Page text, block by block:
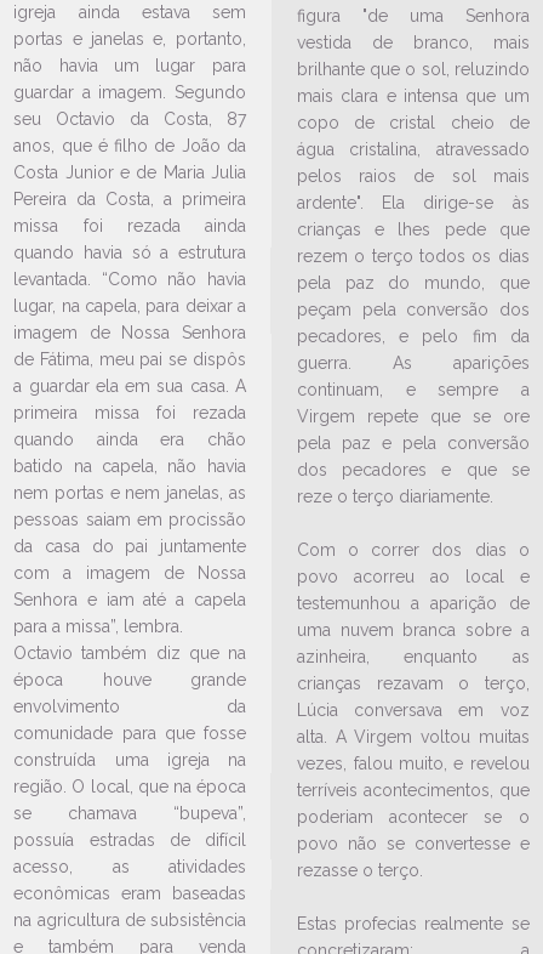
Rito de admissão ao Diaconato
Permanente ocorre na Paróquia
Nossa Senhora de Fátima, no
bairro Itaum
10/12/2025 Ouça a notícia
CATEGORIA
LEIA NO DIOCESE INFORMA
Paróquia Nossa Senhora de
Fátima, no bairro Itaum, celebra
mais uma edição da Festa no
Céu
11/11/2025 Ouça a notícia
CATEGORIA
igreja ainda estava sem
portas e janelas e, portanto,
não havia um lugar para
guardar a imagem. Segundo
seu Octavio da Costa, 87
anos, que é filho de João da
Costa Junior e de Maria Julia
Pereira da Costa, a primeira
missa foi rezada ainda
quando havia só a estrutura
levantada. “Como não havia
lugar, na capela, para deixar a
imagem de Nossa Senhora
de Fátima, meu pai se dispôs
a guardar ela em sua casa. A
primeira missa foi rezada
quando ainda era chão
batido na capela, não havia
nem portas e nem janelas, as
pessoas saiam em procissão
da casa do pai juntamente
com a imagem de Nossa
Senhora e iam até a capela
para a missa”, lembra.
Octavio também diz que na
época houve grande
envolvimento da
comunidade para que fosse
construída uma igreja na
região. O local, que na época
se chamava “bupeva”,
possuía estradas de difícil
acesso, as atividades
econômicas eram baseadas
na agricultura de subsistência
e também para venda
figura "de uma Senhora
vestida de branco, mais
brilhante que o sol, reluzindo
mais clara e intensa que um
copo de cristal cheio de
água cristalina, atravessado
pelos raios de sol mais
ardente". Ela dirige-se às
crianças e lhes pede que
rezem o terço todos os dias
pela paz do mundo, que
peçam pela conversão dos
pecadores, e pelo fim da
guerra. As aparições
continuam, e sempre a
Virgem repete que se ore
pela paz e pela conversão
dos pecadores e que se
reze o terço diariamente.
Com o correr dos dias o
povo acorreu ao local e
testemunhou a aparição de
uma nuvem branca sobre a
azinheira, enquanto as
crianças rezavam o terço,
Lúcia conversava em voz
alta. A Virgem voltou muitas
vezes, falou muito, e revelou
terríveis acontecimentos, que
poderiam acontecer se o
povo não se convertesse e
rezasse o terço.
Estas profecias realmente se
concretizaram: a